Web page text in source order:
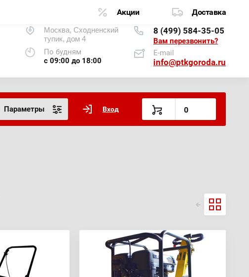
Акции Доставка
Москва, Сходненский
тупик, дом 4
По будням
с 09:00 до 18:00
8 (499) 584-35-05
Вам перезвонить?
E-mail
info@ptkgoroda.ru
Параметры Вход 0